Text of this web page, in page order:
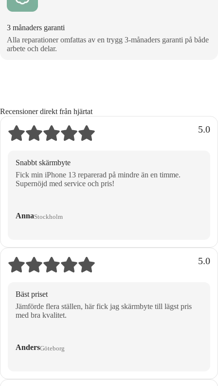
3 månaders garanti
Alla reparationer omfattas av en trygg 3‑månaders garanti på både
arbete och delar.
Recensioner direkt från hjärtat
5.0
Snabbt skärmbyte
Fick min iPhone 13 reparerad på mindre än en timme.
Supernöjd med service och pris!
AnnaStockholm
5.0
Bäst priset
Jämförde flera ställen, här fick jag skärmbyte till lägst pris
med bra kvalitet.
AndersGöteborg